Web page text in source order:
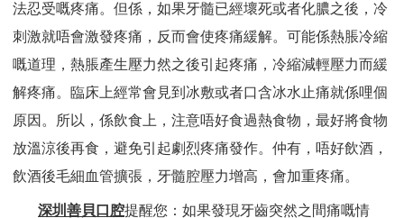
法忍受嘅疼痛。但係，如果牙髓已經壞死或者化膿之後，冷
刺激就唔會激發疼痛，反而會使疼痛緩解。可能係熱脹冷縮
嘅道理，熱脹產生壓力然之後引起疼痛，冷縮減輕壓力而緩
解疼痛。臨床上經常會見到冰敷或者口含冰水止痛就係哩個
原因。所以，係飲食上，注意唔好食過熱食物，最好將食物
放溫涼後再食，避免引起劇烈疼痛發作。仲有，唔好飲酒，
飲酒後毛細血管擴張，牙髓腔壓力增高，會加重疼痛。
深圳善貝口腔提醒您：如果發現牙齒突然之間痛嘅情